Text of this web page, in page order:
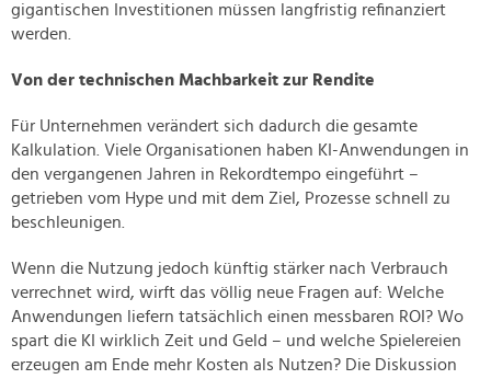
gigantischen Investitionen müssen langfristig refinanziert
werden.
Von der technischen Machbarkeit zur Rendite
Für Unternehmen verändert sich dadurch die gesamte
Kalkulation. Viele Organisationen haben KI-Anwendungen in
den vergangenen Jahren in Rekordtempo eingeführt –
getrieben vom Hype und mit dem Ziel, Prozesse schnell zu
beschleunigen.
Wenn die Nutzung jedoch künftig stärker nach Verbrauch
verrechnet wird, wirft das völlig neue Fragen auf: Welche
Anwendungen liefern tatsächlich einen messbaren ROI? Wo
spart die KI wirklich Zeit und Geld – und welche Spielereien
erzeugen am Ende mehr Kosten als Nutzen? Die Diskussion